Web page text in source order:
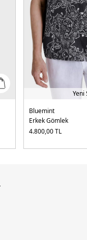
Yeni
Bluemint
Erkek Gömlek
4.800,00TL